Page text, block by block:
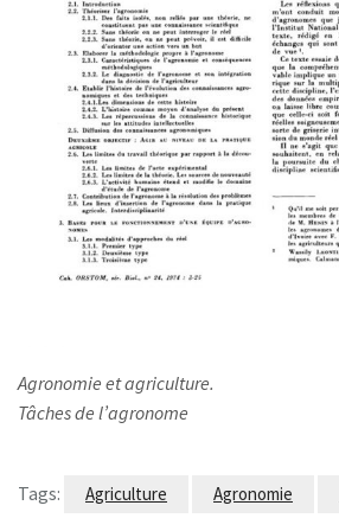
Agronomie et agriculture.
Tâches de l’agronome
Tags: Agriculture Agronomie